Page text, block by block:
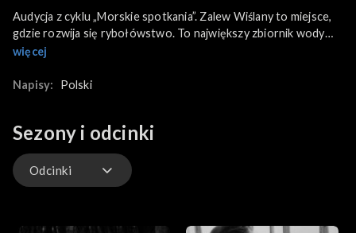
Audycja z cyklu „Morskie spotkania”. Zalew Wiślany to miejsce,
gdzie rozwija się rybołówstwo. To największy zbiornik wody
słodko - słonawej, a od kwietnia do stycznia trwa tu sezon
Wiślanym, który powstał w latach 50. XX wieku. Stacjonują tu
głównie sandacze, leszcze, węgorze, czasem inne ryby. W
reportażu pokazano pracę rybaków, połowy oraz koordynację
przetwórstwa rybnego w Polsce. Wypowiedzi rybaków o
wykonywanej przez nich pracy. Prezesi spółdzielni zwracają
więcej
Napisy: Polski
Sezony i odcinki
Odcinki